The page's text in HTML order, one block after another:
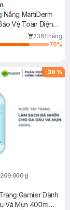
Nắng MartiDerm
Vệ Toàn Diện
236/tháng
76%
-38 %
209.000 ₫
Garnier Dành
Và Mụn 400ml